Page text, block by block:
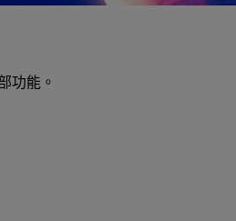
功能。